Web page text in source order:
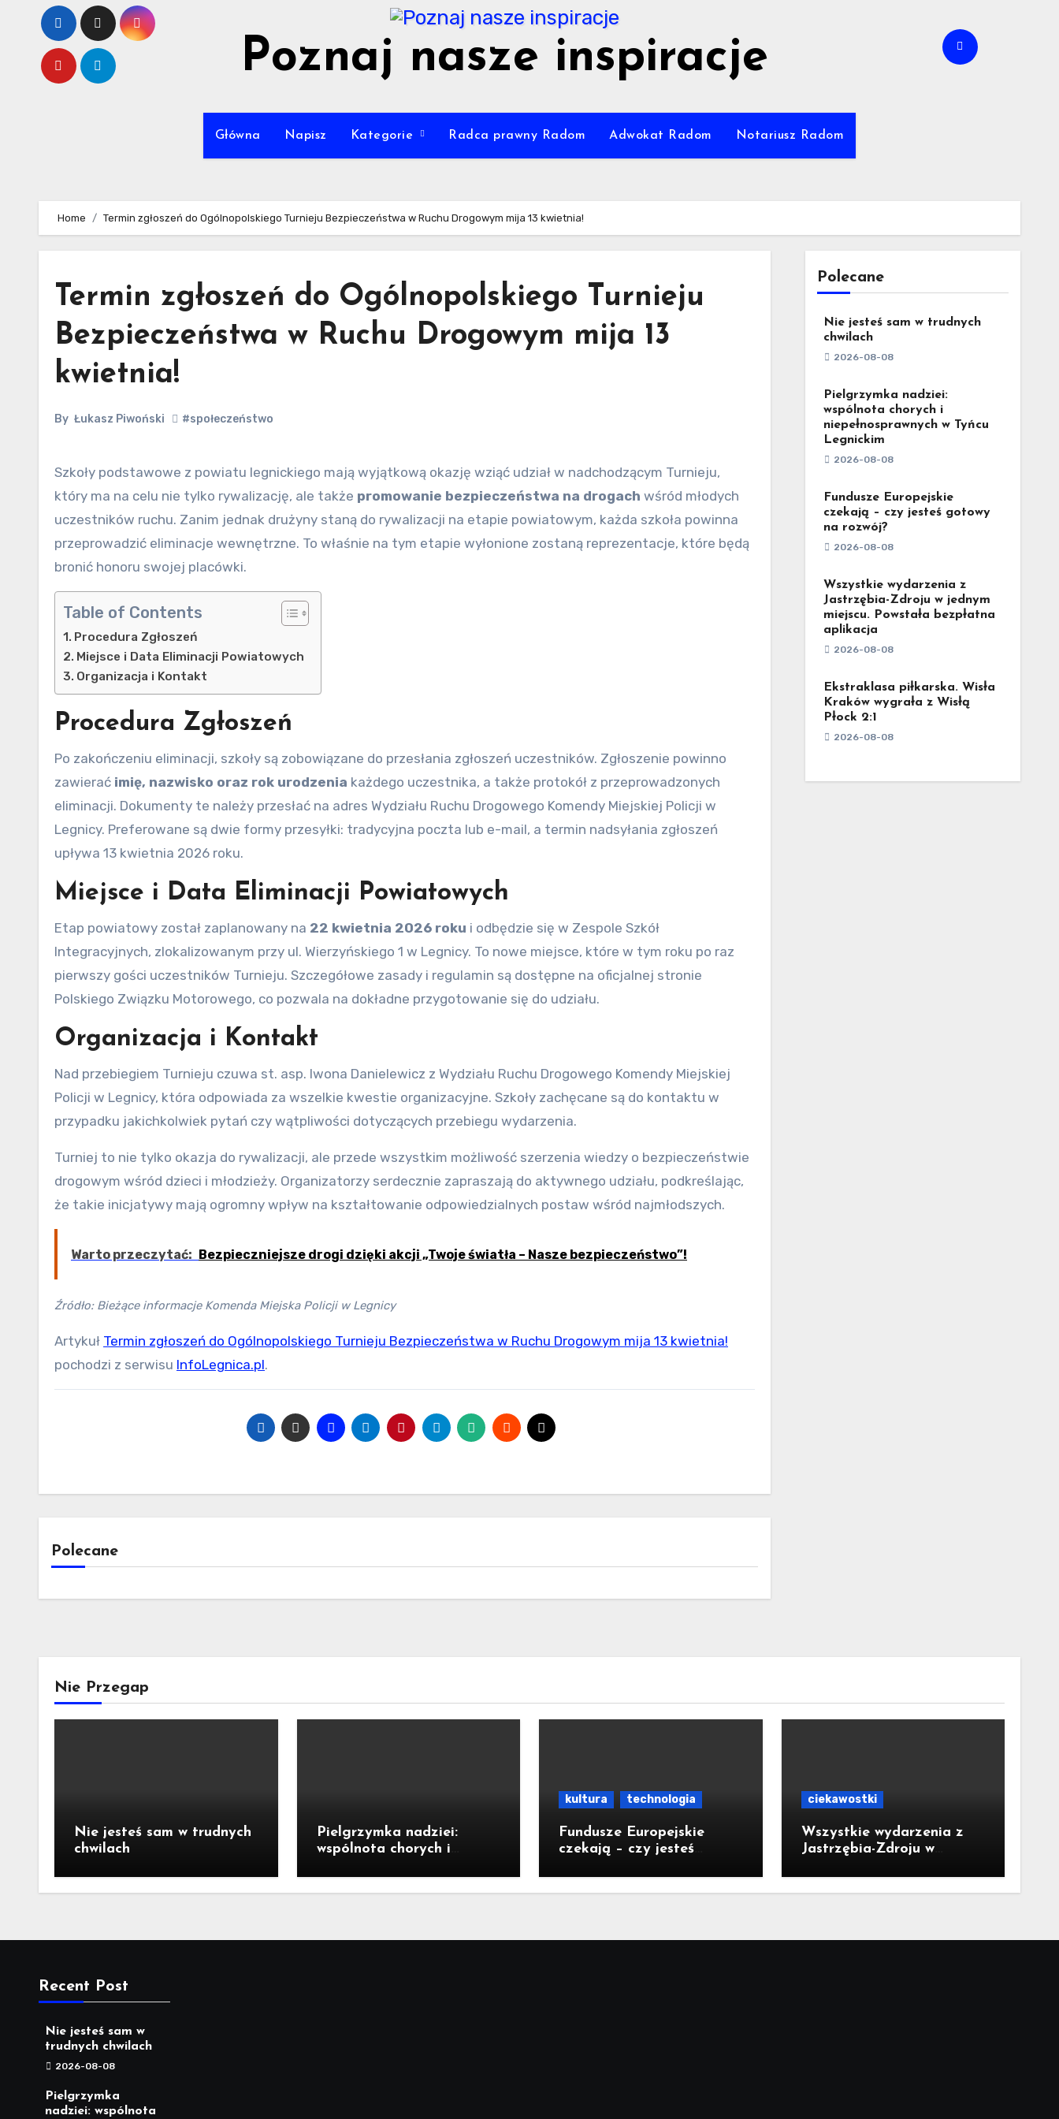
content
Poznaj nasze inspiracje
Główna Napisz Kategorie Radca prawny Radom Adwokat Radom Notariusz Radom
Home Termin zgłoszeń do Ogólnopolskiego Turnieju Bezpieczeństwa w Ruchu Drogowym mija 13 kwietnia!
Termin zgłoszeń do Ogólnopolskiego Turnieju
Bezpieczeństwa w Ruchu Drogowym mija 13
kwietnia!
By Łukasz Piwoński #społeczeństwo
Szkoły podstawowe z powiatu legnickiego mają wyjątkową okazję wziąć udział w nadchodzącym Turnieju,
który ma na celu nie tylko rywalizację, ale także promowanie bezpieczeństwa na drogach wśród młodych
uczestników ruchu. Zanim jednak drużyny staną do rywalizacji na etapie powiatowym, każda szkoła powinna
przeprowadzić eliminacje wewnętrzne. To właśnie na tym etapie wyłonione zostaną reprezentacje, które będą
bronić honoru swojej placówki.
Table of Contents
Procedura Zgłoszeń
Miejsce i Data Eliminacji Powiatowych
Organizacja i Kontakt
Procedura Zgłoszeń
Po zakończeniu eliminacji, szkoły są zobowiązane do przesłania zgłoszeń uczestników. Zgłoszenie powinno
zawierać imię, nazwisko oraz rok urodzenia każdego uczestnika, a także protokół z przeprowadzonych
eliminacji. Dokumenty te należy przesłać na adres Wydziału Ruchu Drogowego Komendy Miejskiej Policji w
Legnicy. Preferowane są dwie formy przesyłki: tradycyjna poczta lub e-mail, a termin nadsyłania zgłoszeń
upływa 13 kwietnia 2026 roku.
Miejsce i Data Eliminacji Powiatowych
Etap powiatowy został zaplanowany na 22 kwietnia 2026 roku i odbędzie się w Zespole Szkół
Integracyjnych, zlokalizowanym przy ul. Wierzyńskiego 1 w Legnicy. To nowe miejsce, które w tym roku po raz
pierwszy gości uczestników Turnieju. Szczegółowe zasady i regulamin są dostępne na oficjalnej stronie
Polskiego Związku Motorowego, co pozwala na dokładne przygotowanie się do udziału.
Organizacja i Kontakt
Nad przebiegiem Turnieju czuwa st. asp. Iwona Danielewicz z Wydziału Ruchu Drogowego Komendy Miejskiej
Policji w Legnicy, która odpowiada za wszelkie kwestie organizacyjne. Szkoły zachęcane są do kontaktu w
przypadku jakichkolwiek pytań czy wątpliwości dotyczących przebiegu wydarzenia.
Turniej to nie tylko okazja do rywalizacji, ale przede wszystkim możliwość szerzenia wiedzy o bezpieczeństwie
drogowym wśród dzieci i młodzieży. Organizatorzy serdecznie zapraszają do aktywnego udziału, podkreślając,
że takie inicjatywy mają ogromny wpływ na kształtowanie odpowiedzialnych postaw wśród najmłodszych.
Warto przeczytać: Bezpieczniejsze drogi dzięki akcji „Twoje światła – Nasze bezpieczeństwo”!
Źródło: Bieżące informacje Komenda Miejska Policji w Legnicy
Artykuł Termin zgłoszeń do Ogólnopolskiego Turnieju Bezpieczeństwa w Ruchu Drogowym mija 13 kwietnia!
pochodzi z serwisu InfoLegnica.pl.
Polecane
Polecane
Nie jesteś sam w trudnych
chwilach
2026-08-08
Pielgrzymka nadziei:
wspólnota chorych i
niepełnosprawnych w Tyńcu
Legnickim
2026-08-08
Fundusze Europejskie
czekają – czy jesteś gotowy
na rozwój?
2026-08-08
Wszystkie wydarzenia z
Jastrzębia-Zdroju w jednym
miejscu. Powstała bezpłatna
aplikacja
2026-08-08
Ekstraklasa piłkarska. Wisła
Kraków wygrała z Wisłą
Płock 2:1
2026-08-08
Nie Przegap
Nie jesteś sam w trudnych
chwilach
Pielgrzymka nadziei:
wspólnota chorych i
Tyńcu Legnickim
kultura technologia
Fundusze Europejskie
czekają – czy jesteś
ciekawostki
Wszystkie wydarzenia z
Jastrzębia-Zdroju w
bezpłatna aplikacja
Recent Post
Nie jesteś sam w
trudnych chwilach
2026-08-08
Pielgrzymka
nadziei: wspólnota